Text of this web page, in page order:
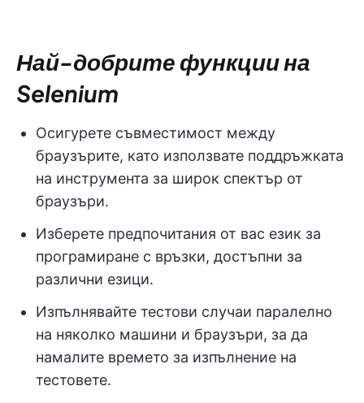
Най-добрите функции на
Selenium
Осигурете съвместимост между
браузърите, като използвате поддръжката
на инструмента за широк спектър от
браузъри.
Изберете предпочитания от вас език за
програмиране с връзки, достъпни за
различни езици.
Изпълнявайте тестови случаи паралелно
на няколко машини и браузъри, за да
намалите времето за изпълнение на
тестовете.